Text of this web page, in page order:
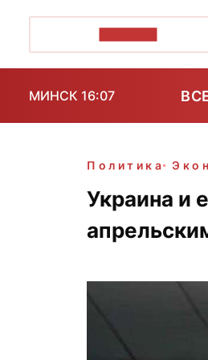
МИНСК 16:07
Политика
Украина и